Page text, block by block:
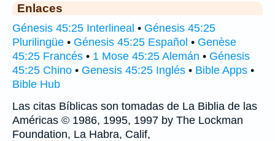
Enlaces
Génesis 45:25 Interlineal • Génesis 45:25
Plurilingüe • Génesis 45:25 Español • Genèse
45:25 Francés • 1 Mose 45:25 Alemán • Génesis
45:25 Chino • Genesis 45:25 Inglés • Bible Apps •
Bible Hub
Las citas Bíblicas son tomadas de La Biblia de las
Américas © 1986, 1995, 1997 by The Lockman
Foundation, La Habra, Calif,